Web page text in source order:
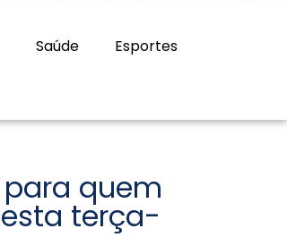
Saúde Esportes
para quem
terça-